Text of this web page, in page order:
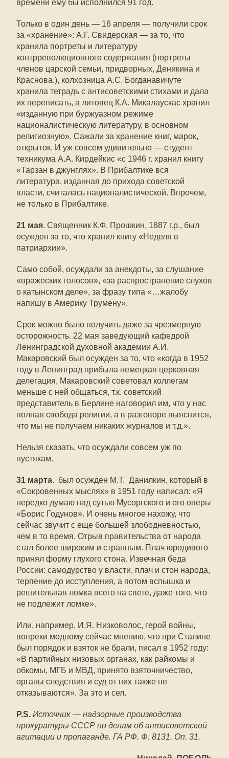
времени ему бы исполнился 91 год.
Только в один день — 16 апреля — получили срок
за «хранение»: А.Г. Свидерская — за то, что
хранила портреты и литературу
контрреволюционного содержания (портреты
членов царской семьи, придворных, Деникина и
Краснова.), колхозница А.С. Богданавичуте
хранила тетрадь с антисоветскими стихами и дала
их переписать, а литовец К.А. Микалаускас хранил
«изданную при буржуазном режиме
националистическую литературу, в основном
религиозную». Сажали за хранение книг, марок,
открыток. И уж совсем удивительно — студент
техникума А.А. Кирдейкис «с 1946 г. хранил книгу
«Тарзан в джунглях». В Прибалтике вся
литература, изданная до прихода советской
власти, считалась националистической. Впрочем,
не только в Прибалтике.
21 мая. Священник К.Ф. Прошкин, 1887 г.р., был
осужден за то, что хранил книгу «Неделя в
патриархии».
Само собой, осуждали за анекдоты, за слушание
«вражеских голосов», «за распространение слухов
о катынском деле», за фразу типа «…жалобу
напишу в Америку Трумену».
Срок можно было получить даже за чрезмерную
осторожность. 22 мая заведующий кафедрой
Ленинградской духовной академии А.И.
Макаровский был осужден за то, что «когда в 1952
году в Ленинград прибыла немецкая церковная
делегация, Макаровский советовал коллегам
меньше с ней общаться, т.к. советский
представитель в Берлине наговорил им, что у нас
полная свобода религии, а в разговоре выяснится,
что мы не получаем никаких журналов и т.д.».
Нельзя сказать, что осуждали совсем уж по
пустякам.
31 марта. был осужден М.Т. Данилкин, который в
«Сокровенных мыслях» в 1951 году написал: «Я
нередко думаю над сутью Мусоргского и его оперы
«Борис Годунов». И очень многое нахожу, что
сейчас звучит с еще большей злободневностью,
чем в то время. Отрыв правительства от народа
стал более широким и странным. Плач юродивого
принял форму глухого стона. Извечная беда
России: самодурство у власти, плач и стон народа,
терпение до исступления, а потом вспышка и
решительная ломка всего на свете, даже того, что
не подлежит ломке».
Или, например, И.Я. Низковолос, герой войны,
вопреки модному сейчас мнению, что при Сталине
был порядок и взяток не брали, писал в 1952 году:
«В партийных низовых органах, как райкомы и
обкомы, МГБ и МВД, принято взяточничество,
органы следствия и суд от них также не
отказываются». За это и сел.
P.S. Источник — надзорные производства
прокуратуры СССР по делам об антисоветской
агитации и пропаганде. ГА РФ. Ф. 8131. Оп. 31.